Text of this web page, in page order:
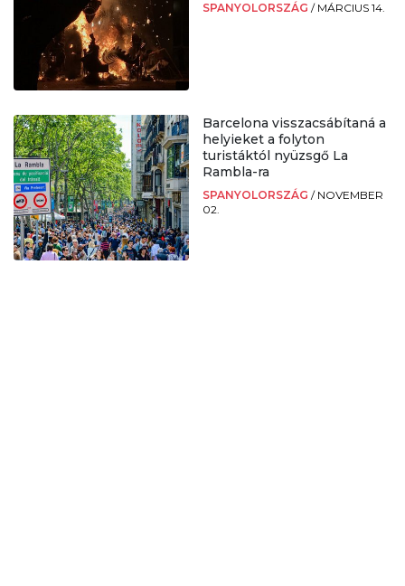
SPANYOLORSZÁG / MÁRCIUS 14.
Barcelona visszacsábítaná a
helyieket a folyton
turistáktól nyüzsgő La
Rambla-ra
SPANYOLORSZÁG / NOVEMBER
02.